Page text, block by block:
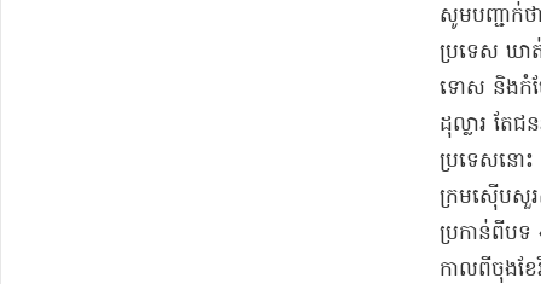
សូមបញ្ជាក់ថ
ប្រទេស ឃា
ទោស និង​កំហ
ដុល្លារ តែ​ជ
ប្រទេស​នោះ
ក្រម​ស៊ើបសួរ​
ប្រកាន់​ពីបទ
កាលពី​ចុងខែ​